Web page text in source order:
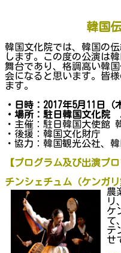
韓国
韓国文化院では、韓国の
します。この度の公演は
舞台であり、格調高い韓
会になると思います。皆
ます。
・日時：2017年5月11日（
・場所：駐日韓国文化院
・主催：駐日韓国大使館
・後援：韓国文化財庁
・協力：韓国観光公社、
【プログラム及び出演プロ
チンシェチュム（ケンガリ
農
リ
ケ
て
テ
せ